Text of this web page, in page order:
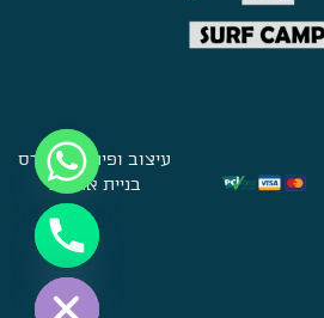
עיצוב ופיתוח:סברס
בניית אתרים
Hide chaty